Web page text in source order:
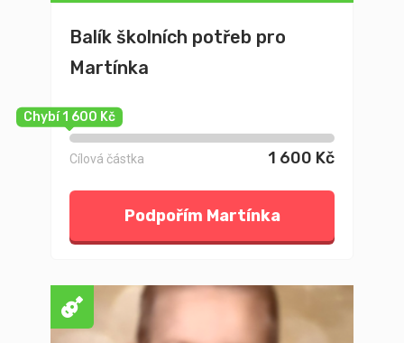
Balík školních potřeb pro
Martínka
Chybí 1 600 Kč
Cílová částka 1 600 Kč
Podpořím Martínka